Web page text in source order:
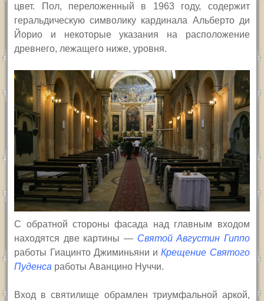
цвет. Пол, переложенный в 1963 году, содержит
геральдическую символику кардинала Альберто ди
Йорио и некоторые указания на расположение
древнего, лежащего ниже, уровня.
С обратной стороны фасада над главным входом
находятся две картины — Святой Августин Гиппо
работы Гиацинто Джиминьяни иКрещение Святого
Пуденса работы Аванцино Нуччи.
Вход в святилище обрамлен триумфальной аркой,